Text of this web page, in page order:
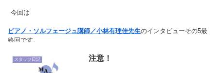
今回は
ピアノ・ソルフェージュ講師／小林有理佳先生のインタビューその5最
終回です。
スタッフ日記 注意！